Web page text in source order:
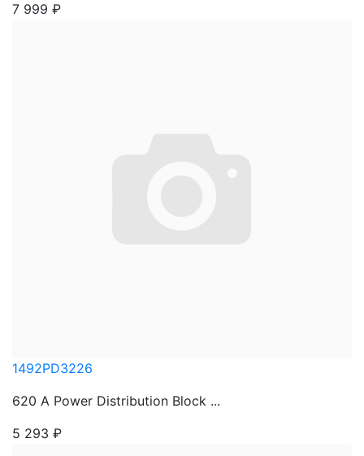
7 999 ₽
1492PD3226
620 A Power Distribution Block ...
5 293 ₽